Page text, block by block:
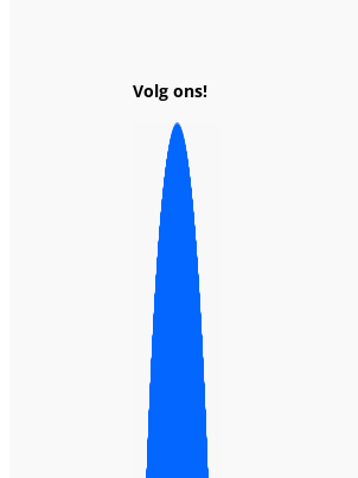
Volg ons!